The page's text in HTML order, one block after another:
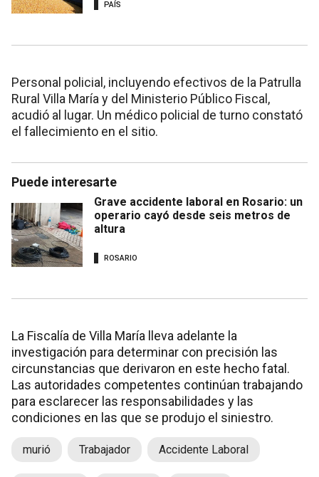
PAÍS
Personal policial, incluyendo efectivos de la Patrulla
Rural Villa María y del Ministerio Público Fiscal,
acudió al lugar. Un médico policial de turno constató
el fallecimiento en el sitio.
Puede interesarte
Grave accidente laboral en Rosario: un
operario cayó desde seis metros de
altura
ROSARIO
La Fiscalía de Villa María lleva adelante la
investigación para determinar con precisión las
circunstancias que derivaron en este hecho fatal.
Las autoridades competentes continúan trabajando
para esclarecer las responsabilidades y las
condiciones en las que se produjo el siniestro.
murió Trabajador Accidente Laboral